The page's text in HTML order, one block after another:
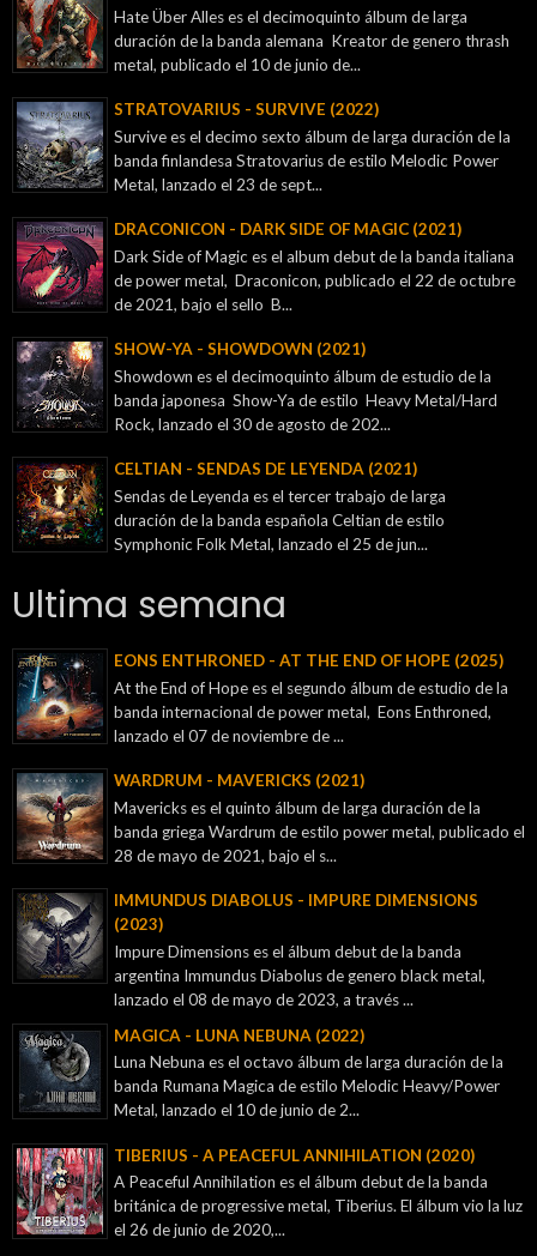
Hate Über Alles es el decimoquinto álbum de larga
duración de la banda alemana Kreator de genero thrash
metal, publicado el 10 de junio de...
STRATOVARIUS - SURVIVE (2022)
Survive es el decimo sexto álbum de larga duración de la
banda finlandesa Stratovarius de estilo Melodic Power
Metal, lanzado el 23 de sept...
DRACONICON - DARK SIDE OF MAGIC (2021)
Dark Side of Magic es el album debut de la banda italiana
de power metal, Draconicon, publicado el 22 de octubre
de 2021, bajo el sello B...
SHOW-YA - SHOWDOWN (2021)
Showdown es el decimoquinto álbum de estudio de la
banda japonesa Show-Ya de estilo Heavy Metal/Hard
Rock, lanzado el 30 de agosto de 202...
CELTIAN - SENDAS DE LEYENDA (2021)
Sendas de Leyenda es el tercer trabajo de larga
duración de la banda española Celtian de estilo
Symphonic Folk Metal, lanzado el 25 de jun...
Ultima semana
EONS ENTHRONED - AT THE END OF HOPE (2025)
At the End of Hope es el segundo álbum de estudio de la
banda internacional de power metal, Eons Enthroned,
lanzado el 07 de noviembre de ...
WARDRUM - MAVERICKS (2021)
Mavericks es el quinto álbum de larga duración de la
banda griega Wardrum de estilo power metal, publicado el
28 de mayo de 2021, bajo el s...
IMMUNDUS DIABOLUS - IMPURE DIMENSIONS
(2023)
Impure Dimensions es el álbum debut de la banda
argentina Immundus Diabolus de genero black metal,
lanzado el 08 de mayo de 2023, a través ...
MAGICA - LUNA NEBUNA (2022)
Luna Nebuna es el octavo álbum de larga duración de la
banda Rumana Magica de estilo Melodic Heavy/Power
Metal, lanzado el 10 de junio de 2...
TIBERIUS - A PEACEFUL ANNIHILATION (2020)
A Peaceful Annihilation es el álbum debut de la banda
británica de progressive metal, Tiberius. El álbum vio la luz
el 26 de junio de 2020,...